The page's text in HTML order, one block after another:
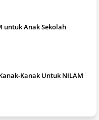
untuk Anak Sekolah
Kanak Untuk NILAM